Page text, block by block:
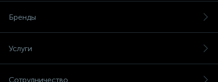
Бренды
Услуги
Сотрудничество